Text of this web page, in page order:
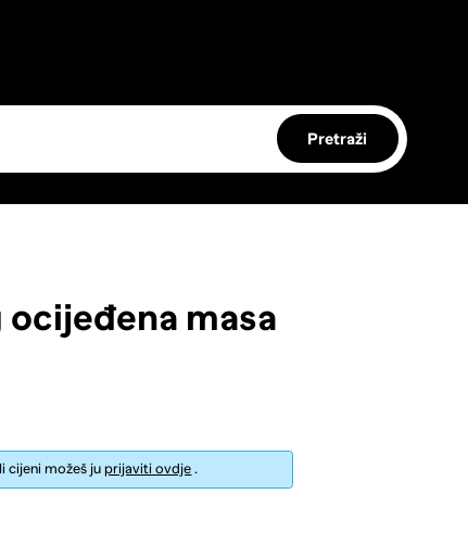
Pretraži
masa
cijeni možeš juprijaviti ovdje .